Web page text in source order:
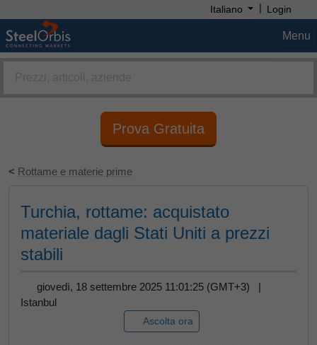
Italiano | Login
Menu
Prova Gratuita
< Rottame e materie prime
Turchia, rottame: acquistato
materiale dagli Stati Uniti a prezzi
stabili
giovedì, 18 settembre 2025 11:01:25 (GMT+3) |
Istanbul
Ascolta ora